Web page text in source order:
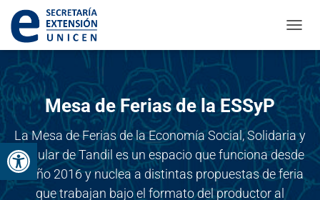
Abrir barra de herramientas
Mesa de Ferias de la ESSyP
La Mesa de Ferias de la Economía Social, Solidaria y
Popular de Tandil es un espacio que funciona desde
el año 2016 y nuclea a distintas propuestas de feria
que trabajan bajo el formato del productor al